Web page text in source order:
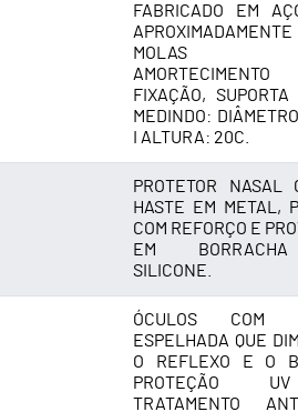
FABRICADO EM
MOLAS
FIXAÇÃO, SUPORTA
MEDINDO:
I ALTURA: 20C.
PROTETOR NASAL
HASTE EM METAL,
COM REFORÇO E
EM
SILICONE.
ÓCULOS COM
ESPELHADA QUE
O REFLEXO E O
PROTEÇÃO
TRATAMENTO